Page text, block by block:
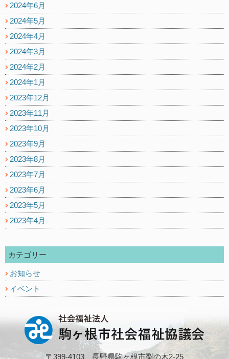
2024年6月
2024年5月
2024年4月
2024年3月
2024年2月
2024年1月
2023年12月
2023年11月
2023年10月
2023年9月
2023年8月
2023年7月
2023年6月
2023年5月
2023年4月
カテゴリー
お知らせ
イベント
〒399-4103 長野県駒ヶ根市梨の木2-25